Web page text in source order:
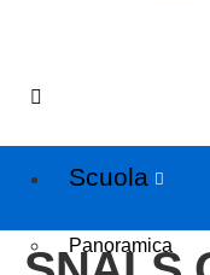
Scuola
Panoramica